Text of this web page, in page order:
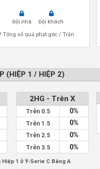
Đội nhà
Đội khách
Tổng số quả phạt góc / Trận
(HIỆP 1 / HIỆP 2)
2HG - Trên X
Trên 0.5 0%
Trên 1.5 0%
Trên 2.5 0%
Trên 3.5 0%
1 ở Ý-Serie C Bảng A